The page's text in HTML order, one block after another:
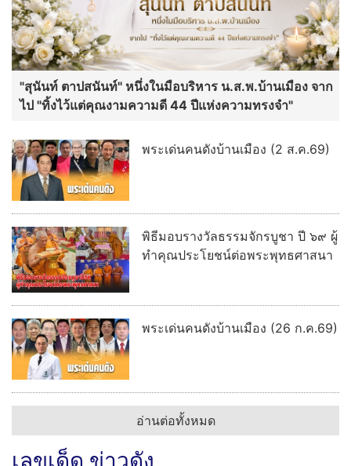
"สุนันท์ ตาปสนันท์" หนึ่งในมือบริหาร น.ส.พ.บ้านเมือง จาก
ไป "ทิ้งไว้แต่คุณงามความดี 44 ปีแห่งความทรงจำ"
พระเด่นคนดังบ้านเมือง (2 ส.ค.69)
พิธีมอบรางวัลธรรมจักรบูชา ปี ๖๙ ผู้
ทำคุณประโยชน์ต่อพระพุทธศาสนา
พระเด่นคนดังบ้านเมือง (26 ก.ค.69)
อ่านต่อทั้งหมด
เลขเด็ด ข่าวดัง